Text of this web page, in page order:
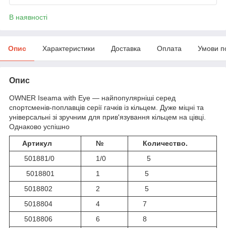
В наявності
Опис Характеристики Доставка Оплата Умови
Опис
OWNER Iseama with Eye — найпопулярніші серед
спортсменів-поплавців серії гачків із кільцем. Дуже міцні та
універсальні зі зручним для прив'язування кільцем на цівці.
Однаково успішно
Артикул №
Количество.
501881/0
1/0
5
5018801
1
5
5018802
2
5
5018804
4
7
5018806
6
8